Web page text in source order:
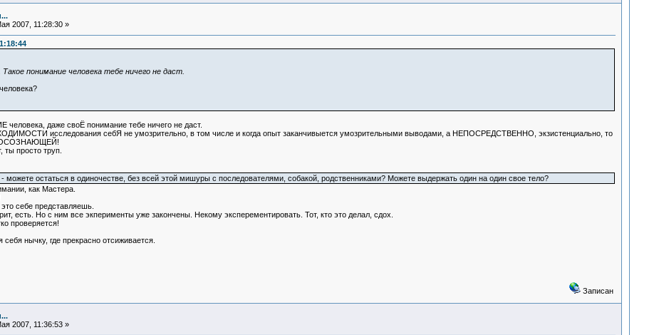
2007, 11:28:30 »
понимание человека тебе ничего не даст.
даже своЁ понимание тебе ничего не даст.
исследования себЯ не умозрительно, в том числе и когда опыт заканчивыется умозрительными выводами, а НЕПОСРЕДСТВЕННО, экзистенциально, то
ты просто труп.
можете остаться в одиночестве, без всей этой мишуры с последователями, собакой, родственниками? Можете выдержать один на один свое тело?
как Мастера.
себе представляешь.
есть. Но с ним все экперименты уже закончены. Некому эксперементировать. Тот, кто это делал, сдох.
проверяется!
нычку, где прекрасно отсиживается.
Записан
2007, 11:36:53 »